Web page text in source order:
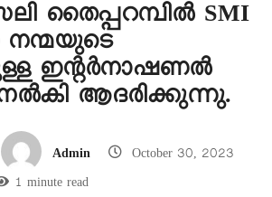
തൈപ്പറമ്പിൽ SMI
ഇന്റർനാഷണൽ
ആദരിക്കുന്നു.
Admin
October 30, 2023
1 minute read